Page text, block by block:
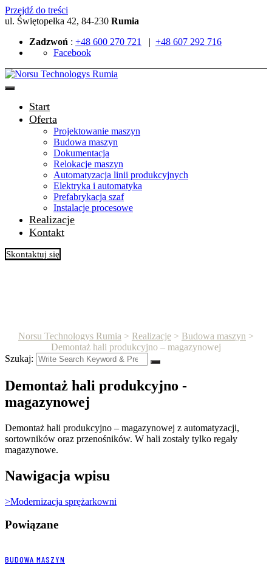
Przejdź do treści
ul. Świętopełka 42, 84-230 Rumia
Zadzwoń : +48 600 270 721 | +48 607 292 716
Facebook
Start
Oferta
Projektowanie maszyn
Budowa maszyn
Dokumentacja
Relokacje maszyn
Automatyzacja linii produkcyjnych
Elektryka i automatyka
Prefabrykacja szaf
Instalacje procesowe
Realizacje
Kontakt
Skontaktuj się
Norsu Technologys Rumia > Realizacje > Budowa maszyn >
Demontaż hali produkcyjno – magazynowej
Szukaj:
Demontaż hali produkcyjno -
magazynowej
Demontaż hali produkcyjno – magazynowej z automatyzacji,
sortowników oraz przenośników. W hali zostały tylko regały
magazynowe.
Nawigacja wpisu
>Modernizacja sprężarkowni
Powiązane
BUDOWA MASZYN